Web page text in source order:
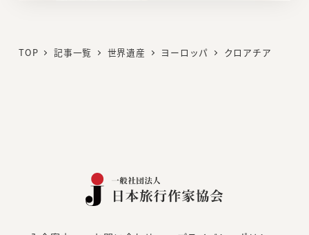
TOP 記事一覧 世界遺産 ヨーロッパ クロアチア